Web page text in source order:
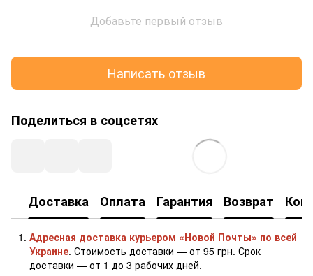
Добавьте первый отзыв
Написать отзыв
Поделиться в соцсетях
Доставка Оплата Гарантия Возврат
Адресная доставка курьером «Новой Почты» по всей
Украине. Стоимость доставки — от 95 грн. Срок
доставки — от 1 до 3 рабочих дней.